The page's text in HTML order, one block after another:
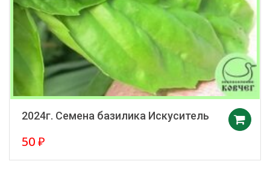
2024г. Семена базилика Искуситель
50₽